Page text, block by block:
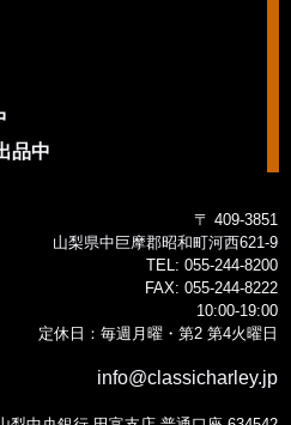
品中
〒 409-3851
山梨県中巨摩郡昭和町河西621-9
TEL: 055-244-8200
FAX: 055-244-8222
10:00-19:00
定休日：毎週月曜・第2 第4火曜日
info@classicharley.jp